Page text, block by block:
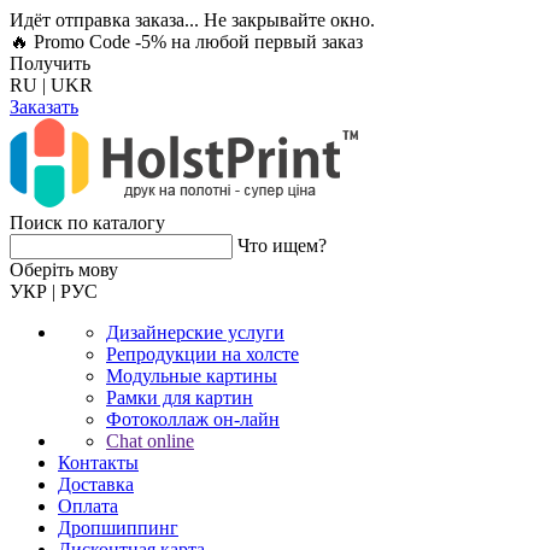
Идёт отправка заказа... Не закрывайте окно.
🔥 Promo Code -5% на любой первый заказ
Получить
RU | UKR
Заказать
Поиск по каталогу
Что ищем?
Оберiть мову
УКР | РУС
Дизайнерские услуги
Репродукции на холсте
Модульные картины
Рамки для картин
Фотоколлаж он-лайн
Chat online
Контакты
Доставка
Оплата
Дропшиппинг